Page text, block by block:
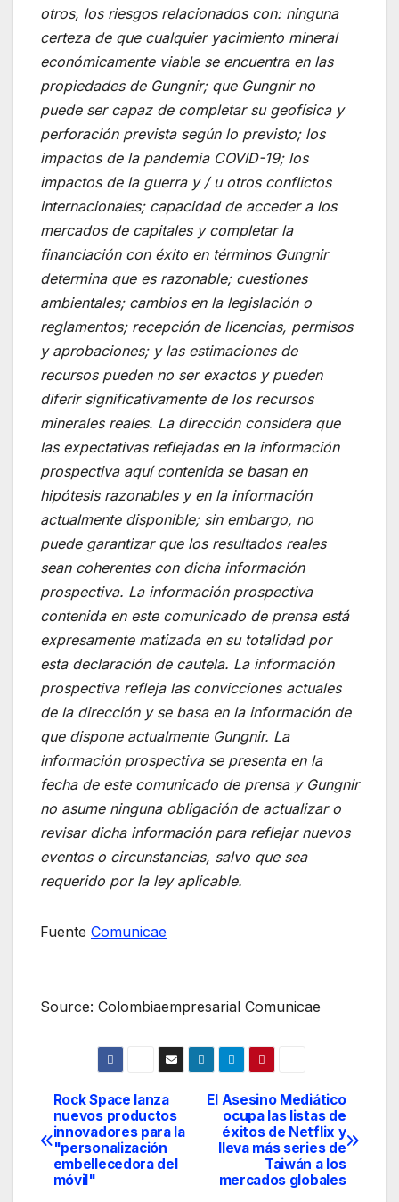
otros, los riesgos relacionados con: ninguna
certeza de que cualquier yacimiento mineral
económicamente viable se encuentra en las
propiedades de Gungnir; que Gungnir no
puede ser capaz de completar su geofísica y
perforación prevista según lo previsto; los
impactos de la pandemia COVID-19; los
impactos de la guerra y / u otros conflictos
internacionales; capacidad de acceder a los
mercados de capitales y completar la
financiación con éxito en términos Gungnir
determina que es razonable; cuestiones
ambientales; cambios en la legislación o
reglamentos; recepción de licencias, permisos
y aprobaciones; y las estimaciones de
recursos pueden no ser exactos y pueden
diferir significativamente de los recursos
minerales reales. La dirección considera que
las expectativas reflejadas en la información
prospectiva aquí contenida se basan en
hipótesis razonables y en la información
actualmente disponible; sin embargo, no
puede garantizar que los resultados reales
sean coherentes con dicha información
prospectiva. La información prospectiva
contenida en este comunicado de prensa está
expresamente matizada en su totalidad por
esta declaración de cautela. La información
prospectiva refleja las convicciones actuales
de la dirección y se basa en la información de
que dispone actualmente Gungnir. La
información prospectiva se presenta en la
fecha de este comunicado de prensa y Gungnir
no asume ninguna obligación de actualizar o
revisar dicha información para reflejar nuevos
eventos o circunstancias, salvo que sea
requerido por la ley aplicable.
Fuente Comunicae
Source: Colombiaempresarial Comunicae
Navegación
de
entradas
El Asesino Mediático
ocupa las listas de
éxitos de Netflix y
lleva más series de
Taiwán a los
mercados globales
Rock Space lanza
nuevos productos
innovadores para la
"personalización
embellecedora del
móvil"